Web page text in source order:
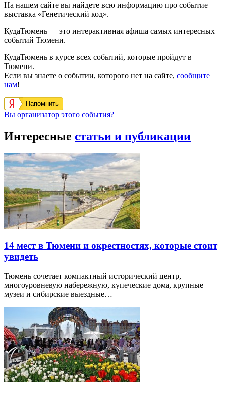
На нашем сайте вы найдете всю информацию про событие
выставка «Генетический код».
КудаТюмень — это интерактивная афиша самых интересных
событий Тюмени.
КудаТюмень в курсе всех событий, которые пройдут в
Тюмени.
Если вы знаете о событии, которого нет на сайте, сообщите
нам!
Напомнить
Вы организатор этого события?
Интересные статьи и публикации
14 мест в Тюмени и окрестностях, которые стоит
увидеть
Тюмень сочетает компактный исторический центр,
многоуровневую набережную, купеческие дома, крупные
музеи и сибирские выездные…